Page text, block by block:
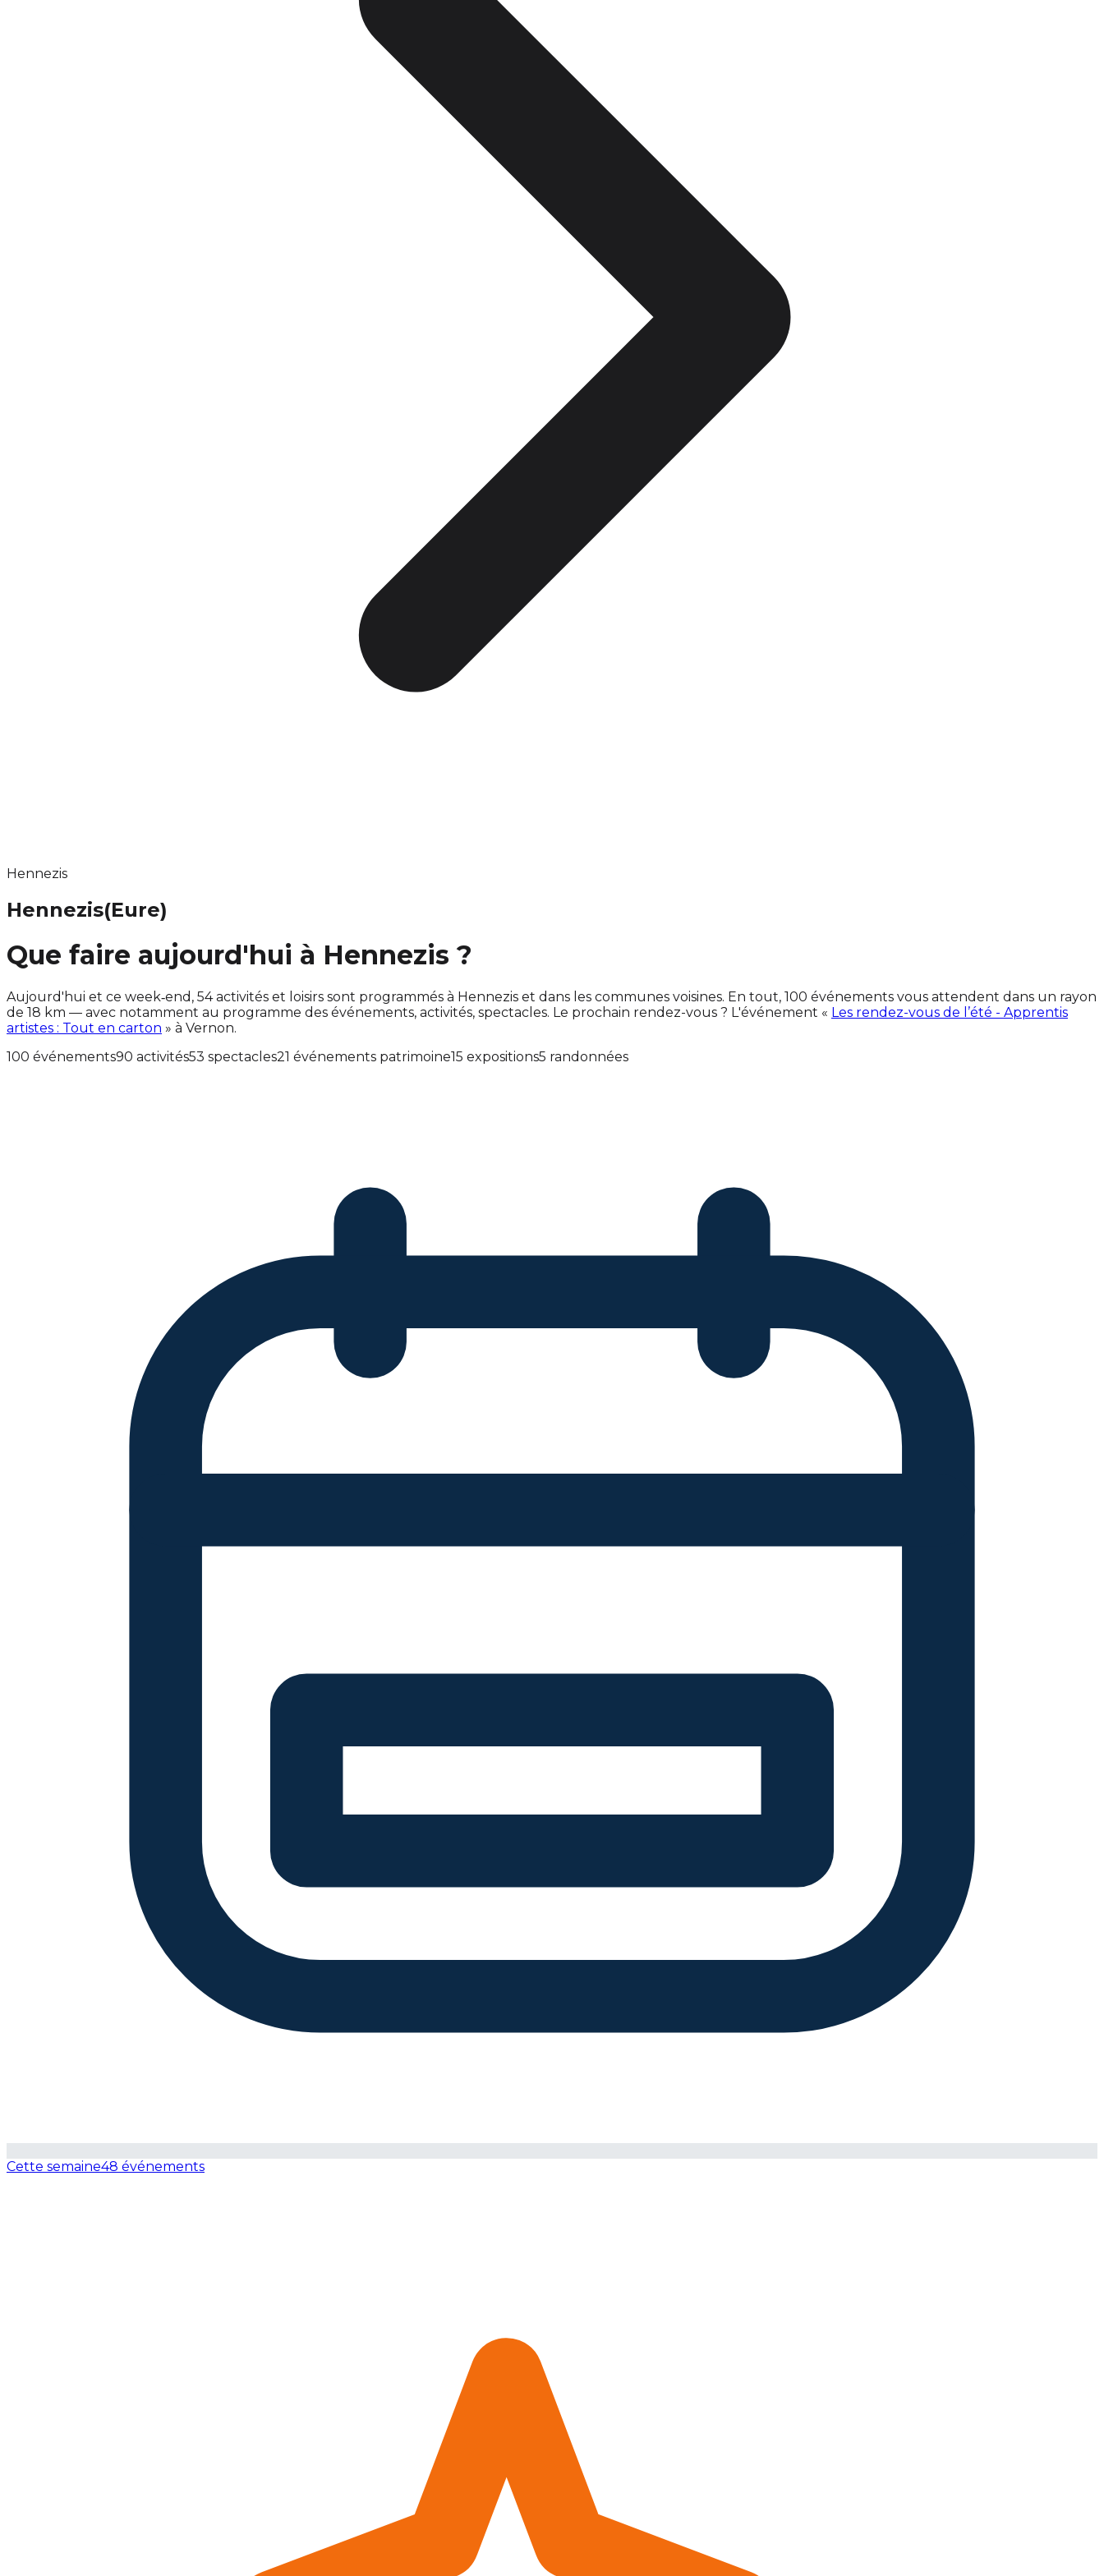
Hennezis
Hennezis(Eure)
Que faire aujourd'hui à Hennezis ?
Aujourd'hui et ce week‑end, 54 activités et loisirs sont programmés à Hennezis et dans les communes voisines. En tout, 100 événements vous attendent dans un rayon
de 18 km — avec notamment au programme des événements, activités, spectacles. Le prochain rendez-vous ? L'événement « Les rendez-vous de l’été - Apprentis
artistes : Tout en carton » à Vernon.
100 événements90 activités53 spectacles21 événements patrimoine15 expositions5 randonnées
Cette semaine48 événements